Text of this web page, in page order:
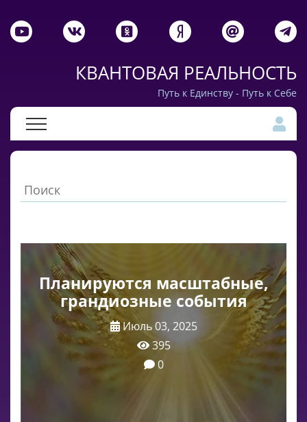
КВАНТОВАЯ РЕАЛЬНОСТЬ
Путь к Единству - Путь к Себе
Планируются масштабные,
грандиозные события
Июль 03, 2025
395
0